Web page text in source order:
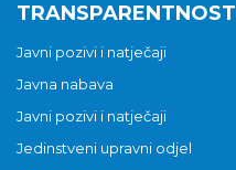
TRANSPARENTNOST
Javni pozivi i natječaji
Javna nabava
Javni pozivi i natječaji
Jedinstveni upravni odjel